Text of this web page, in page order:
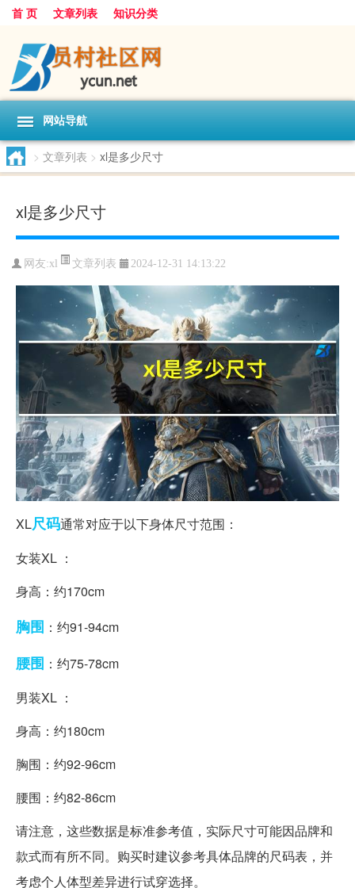
首 页 文章列表 知识分类
网站导航
> 文章列表 > xl是多少尺寸
xl是多少尺寸
网友:xl 文章列表 2024-12-31 14:13:22
XL尺码通常对应于以下身体尺寸范围：
女装XL ：
身高：约170cm
胸围 ：约91-94cm
腰围 ：约75-78cm
男装XL ：
身高：约180cm
胸围：约92-96cm
腰围：约82-86cm
请注意，这些数据是标准参考值，实际尺寸可能因品牌和
款式而有所不同。购买时建议参考具体品牌的尺码表，并
考虑个人体型差异进行试穿选择。